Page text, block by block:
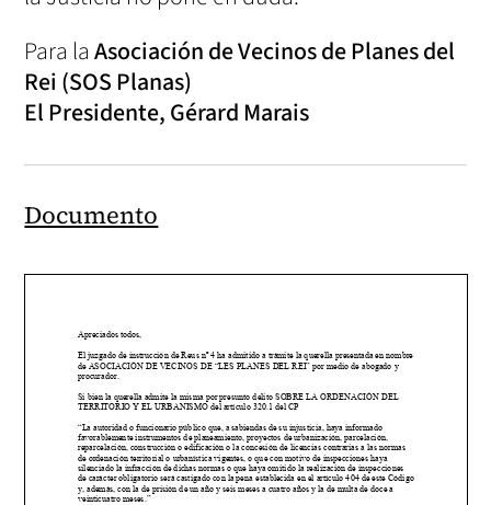
Para laAsociación de Vecinos de Planes del
Rei (SOS Planas)
El Presidente, Gérard Marais
Documento
Apreciados todos,
El juzgado de instrucción de Reus nº 4 ha admitido a trámite la querella presentada en nombre
de ASOCIACIÓN DE VECINOS DE “LES PLANES DEL REI” por medio de abogado y
procurador.
Si bien la querella admite la misma por presunto delito SOBRE LA ORDENACIÓN DEL
TERRITORIO Y EL URBANISMO del artículo 320.1 del CP
“La autoridad o funcionario público que, a sabiendas de su injusticia, haya informado
favorablemente instrumentos de planeamiento, proyectos de urbanización, parcelación,
reparcelación, construcción o edificación o la concesión de licencias contrarias a las normas
de ordenación territorial o urbanística vigentes, o que con motivo de inspecciones haya
silenciado la infracción de dichas normas o que haya omitido la realización de inspecciones
de carácter obligatorio será castigado con la pena establecida en el artículo 404 de este Código
y, además, con la de prisión de un año y seis meses a cuatro años y la de multa de doce a
veinticuatro meses.”